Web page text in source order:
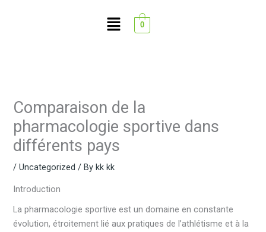
Menu 0
Comparaison de la
pharmacologie sportive dans
différents pays
/Uncategorized / Bykk kk
Introduction
La pharmacologie sportive est un domaine en constante
évolution, étroitement lié aux pratiques de l’athlétisme et à la